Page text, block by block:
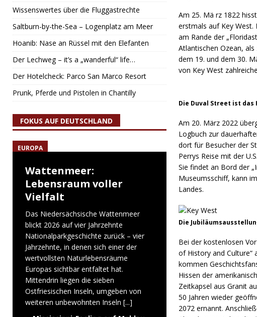
Am 25. Mä rz 1822
erstmals auf Key
am Rande der
Atlantischen Ozean,
dem 19. und dem 30.
von Key West
Die Duval Street ist das
Am 20. März 2022
Logbuch zur
dort für Besucher der
Perrys Reise mit der
Sie findet an Bord der
Museumsschiff, kann
Landes.
Die
Bei der kostenlosen
of History and
kommen
Hissen der
Zeitkapsel aus Granit
50 Jahren wieder
2072 ernannt.
Wissenswertes über die Fluggastrechte
Saltburn-by-the-Sea – Logenplatz am Meer
Hoanib: Nase an Rüssel mit den Elefanten
Der Lechweg – it’s a „wanderful“ life…
Der Hotelcheck: Parco San Marco Resort
Prunk, Pferde und Pistolen in Chantilly
FOKUS AUF DEUTSCHLAND
EUROPA
Wattenmeer:
Lebensraum voller
Vielfalt
Das Niedersächsische Wattenmeer
blickt 2026 auf vier Jahrzehnte
Nationalparkgeschichte zurück – vier
Jahrzehnte, in denen sich einer der
wertvollsten Naturlebensräume
Europas sichtbar entfaltet hat.
Mittendrin liegen die sieben
Ostfriesischen Inseln, umgeben von
weiteren unbewohnten Inseln [...]